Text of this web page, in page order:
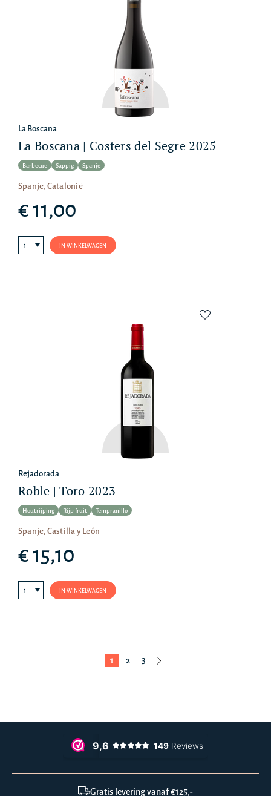
La Boscana
La Boscana | Costers del Segre 2025
Barbecue Sappig Spanje
Spanje, Catalonië
€ 11,00
IN WINKELWAGEN
Rejadorada
Roble | Toro 2023
Houtrijping Rijp fruit Tempranillo
Spanje, Castilla y León
€ 15,10
IN WINKELWAGEN
1 2 3
Gratis levering vanaf €125,-